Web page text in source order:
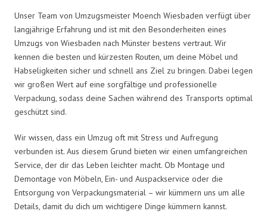
Unser Team von Umzugsmeister Moench Wiesbaden verfügt über
langjährige Erfahrung und ist mit den Besonderheiten eines
Umzugs von Wiesbaden nach Münster bestens vertraut. Wir
kennen die besten und kürzesten Routen, um deine Möbel und
Habseligkeiten sicher und schnell ans Ziel zu bringen. Dabei legen
wir großen Wert auf eine sorgfältige und professionelle
Verpackung, sodass deine Sachen während des Transports optimal
geschützt sind.
Wir wissen, dass ein Umzug oft mit Stress und Aufregung
verbunden ist. Aus diesem Grund bieten wir einen umfangreichen
Service, der dir das Leben leichter macht. Ob Montage und
Demontage von Möbeln, Ein- und Auspackservice oder die
Entsorgung von Verpackungsmaterial – wir kümmern uns um alle
Details, damit du dich um wichtigere Dinge kümmern kannst.